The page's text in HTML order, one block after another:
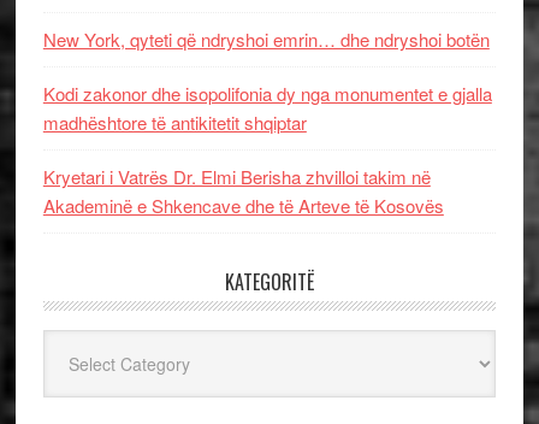
New York, qyteti që ndryshoi emrin… dhe ndryshoi botën
Kodi zakonor dhe isopolifonia dy nga monumentet e gjalla
madhështore të antikitetit shqiptar
Kryetari i Vatrës Dr. Elmi Berisha zhvilloi takim në
Akademinë e Shkencave dhe të Arteve të Kosovës
KATEGORITË